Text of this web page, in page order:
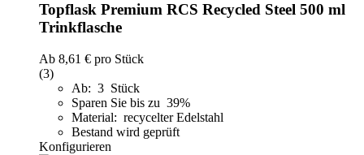
Topflask Premium RCS Recycled Steel 500 ml
Trinkflasche
Ab 8,61 € pro Stück
(3)
Ab: 3 Stück
Sparen Sie bis zu 39%
Material: recycelter Edelstahl
Bestand wird geprüft
Konfigurieren